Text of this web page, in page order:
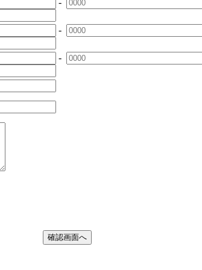
-
-